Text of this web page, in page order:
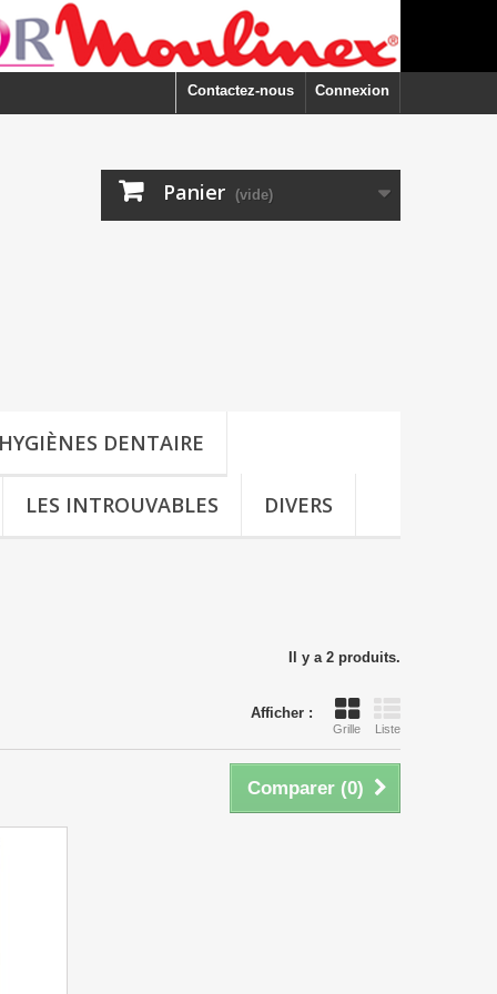
Connexion
Contactez-nous
Panier (vide)
HYGIÈNES DENTAIRE
LES INTROUVABLES DIVERS
Il y a 2 produits.
Afficher :
Grille Liste
Comparer (0)